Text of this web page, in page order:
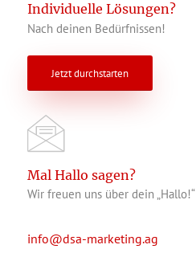
Individuelle Lösungen?
Nach deinen Bedürfnissen!
Jetzt durchstarten
Mal Hallo sagen?
Wir freuen uns über dein „Hallo!“
info@dsa-marketing.ag